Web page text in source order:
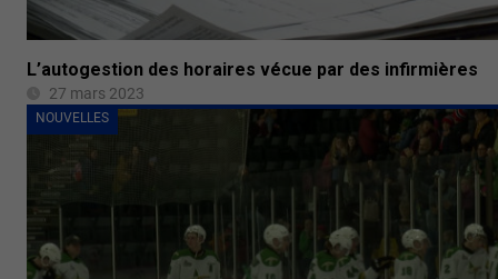
L’autogestion des horaires vécue par des infirmières
27 mars 2023
NOUVELLES